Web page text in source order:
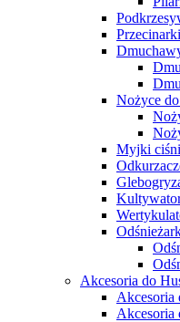
Przecinarki
Nożyce
Myjki
Akcesoria do
Akcesoria
Akcesoria